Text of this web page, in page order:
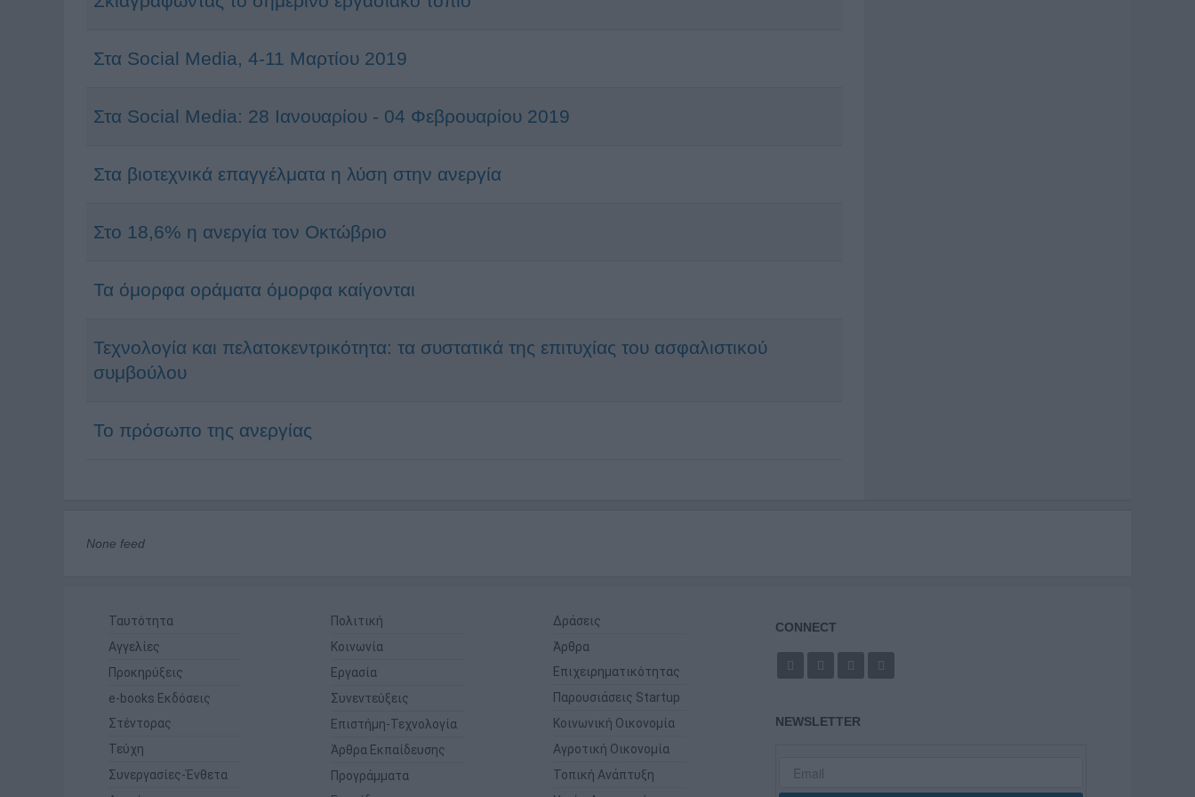
Στα Social Media, 4-11 Μαρτίου 2019
Στα Social Media: 28 Ιανουαρίου - 04 Φεβρουαρίου 2019
Στα βιοτεχνικά επαγγέλματα η λύση στην ανεργία
Στο 18,6% η ανεργία τον Οκτώβριο
Τα όμορφα οράματα όμορφα καίγονται
Τεχνολογία και πελατοκεντρικότητα: τα συστατικά της επιτυχίας του ασφαλιστικού
συμβούλου
Το πρόσωπο της ανεργίας
None feed
Ταυτότητα
Αγγελίες
Προκηρύξεις
e-books Εκδόσεις
Στέντορας
Τεύχη
Συνεργασίες-Ένθετα
Πολιτική
Κοινωνία
Εργασία
Συνεντεύξεις
Επιστήμη-Τεχνολογία
Άρθρα Εκπαίδευσης
Προγράμματα
Δράσεις
Άρθρα
Επιχειρηματικότητας
Παρουσιάσεις Startup
Κοινωνική Οικονομία
Αγροτική Οικονομία
Τοπική Ανάπτυξη
CONNECT
NEWSLETTER